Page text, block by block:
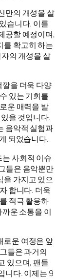
만의 개성을 살
습니다. 이를
공할 예정이며,
를 확고히 하는
의 개성을 살
을 더욱 다양
있는 기회를
운 매력을 발
을 것입니다.
음악적 실험과
되었습니다.
사회적 이슈
들은 음악뿐만
을 가지고 있으
합니다. 더욱
적극 활용하
운 소통을 이
로운 여정은 앞
들은 과거의
있으며, 팬들
니다. 이제는 9